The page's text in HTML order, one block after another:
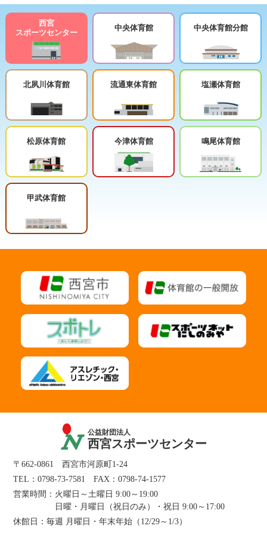
西宮
スポーツセンター
中央体育館 中央体育館分館
北夙川体育館 流通東体育館 塩瀬体育館
松原体育館 今津体育館 鳴尾体育館
甲武体育館
公益財団法人
西宮スポーツセンター
〒662-0861 西宮市河原町1-24
TEL：0798-73-7581
FAX：0798-74-1577
営業時間： 火曜日～土曜日 9:00～19:00
日曜・月曜日（祝日のみ）・祝日 9:00～17:00
休館日：毎週 月曜日・年末年始（12/29～1/3）